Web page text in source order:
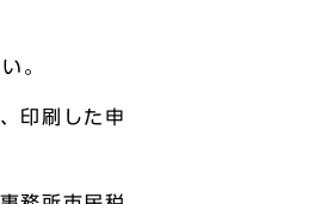
。
印刷した申